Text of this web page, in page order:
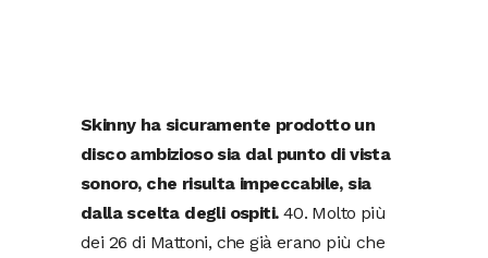
Skinny ha sicuramente prodotto un
disco ambizioso sia dal punto di vista
sonoro, che risulta impeccabile, sia
dalla scelta degli ospiti. 40. Molto più
dei 26 di Mattoni, che già erano più che